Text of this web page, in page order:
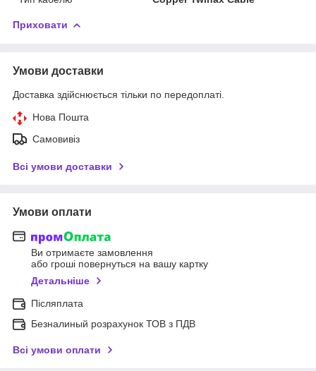
Приховати
Умови доставки
Доставка здійснюється тільки по передоплаті.
Нова Пошта
Самовивіз
Всі умови доставки
Умови оплати
Ви отримаєте замовлення
або гроші повернуться на вашу картку
Детальніше
Післяплата
Безналиный розрахунок ТОВ з ПДВ
Всі умови оплати